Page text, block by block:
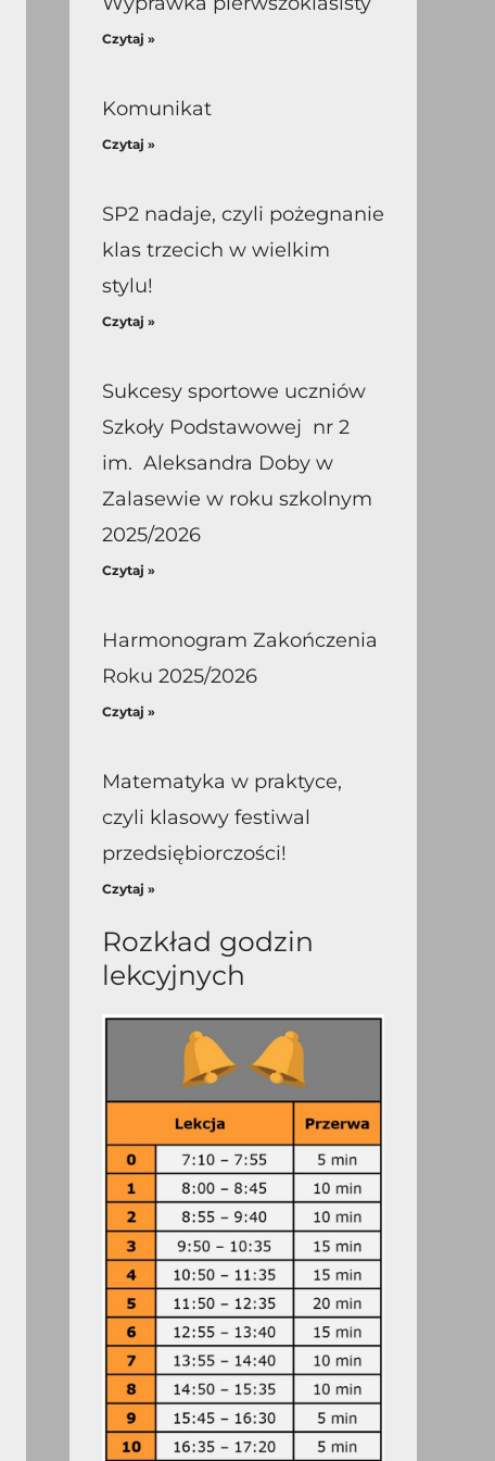
Czytaj »
Komunikat
Czytaj »
SP2 nadaje, czyli pożegnanie
klas trzecich w wielkim
stylu!
Czytaj »
Sukcesy sportowe uczniów
Szkoły Podstawowej nr 2
im. Aleksandra Doby w
Zalasewie w roku szkolnym
2025/2026
Czytaj »
Harmonogram Zakończenia
Roku 2025/2026
Czytaj »
Matematyka w praktyce,
czyli klasowy festiwal
przedsiębiorczości!
Czytaj »
Rozkład godzin
lekcyjnych